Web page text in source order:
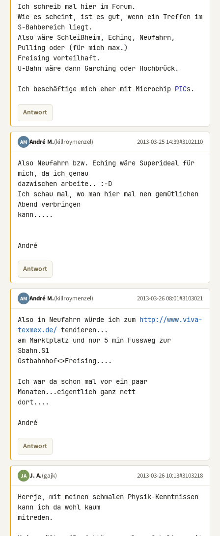
Ich schreib mal hier im Forum.
Wie es scheint, ist es gut, wenn ein Treffen im
S-Bahbereich liegt.
Also wäre Schleißheim, Eching, Neufahrn,
Pulling oder (für mich max.)
Freising vorteilhaft.
U-Bahn wäre dann Garching oder Hochbrück.
Ich beschäftige mich eher mit Microchip PICs.
Antwort
AM André M.(killroymenzel) 2013-03-25 14:39#3102110
Also Neufahrn bzw. Eching wäre Superideal für
mich, da ich genau
dazwischen arbeite.. :-D
Ich schau mal, wo man hier mal nen gemütlichen
Abend verbringen
kann.....
André
Antwort
AM André M.(killroymenzel) 2013-03-26 08:01#3103021
Also in Neufahrn würde ich zum http://www.viva-
texmex.de/ tendieren...
am Marktplatz und nur 5 min Fussweg zur
Sbahn.S1
Ostbahnhof<>Freising....
Ich war da schon mal vor ein paar
Monaten...eigentlich ganz nett
dort....
André
Antwort
JA J. A.(gajk) 2013-03-26 10:13#3103218
Herrje, mit meinen schmalen Physik-Kenntnissen
kann ich da wohl kaum
mitreden.